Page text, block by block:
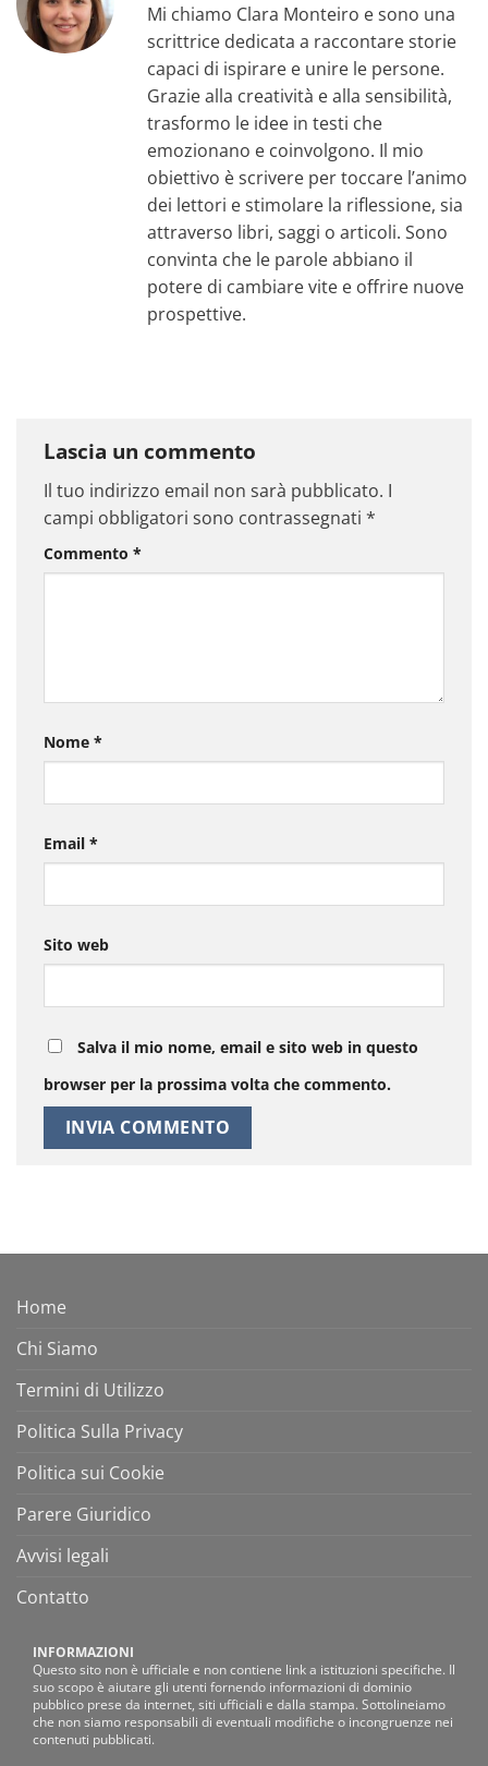
Mi chiamo Clara Monteiro e sono una
scrittrice dedicata a raccontare storie
capaci di ispirare e unire le persone.
Grazie alla creatività e alla sensibilità,
trasformo le idee in testi che
emozionano e coinvolgono. Il mio
obiettivo è scrivere per toccare l’animo
dei lettori e stimolare la riflessione, sia
attraverso libri, saggi o articoli. Sono
convinta che le parole abbiano il
potere di cambiare vite e offrire nuove
prospettive.
Lascia un commento
Il tuo indirizzo email non sarà pubblicato. I
campi obbligatori sono contrassegnati *
Commento *
Nome *
Email *
Sito web
Salva il mio nome, email e sito web in questo
browser per la prossima volta che commento.
Home
Chi Siamo
Termini di Utilizzo
Politica Sulla Privacy
Politica sui Cookie
Parere Giuridico
Avvisi legali
Contatto
INFORMAZIONI
Questo sito non è ufficiale e non contiene link a istituzioni specifiche. Il
suo scopo è aiutare gli utenti fornendo informazioni di dominio
pubblico prese da internet, siti ufficiali e dalla stampa. Sottolineiamo
che non siamo responsabili di eventuali modifiche o incongruenze nei
contenuti pubblicati.